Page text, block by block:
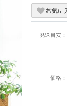
発送目安：
価格：